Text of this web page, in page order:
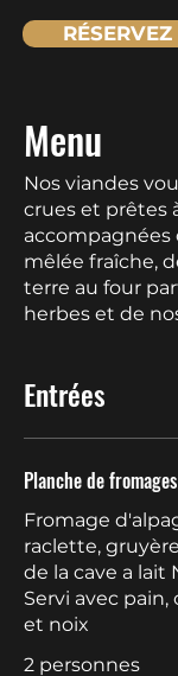
RÉSERVEZ
Menu
Nos viandes
crues et prêtes
accompagnées
mêlée fraîche,
terre au four
herbes et de
Entrées
Planche de
Fromage
raclette,
de la cave a lait
Servi avec pain, confiture du Valais
et noix
2 personnes